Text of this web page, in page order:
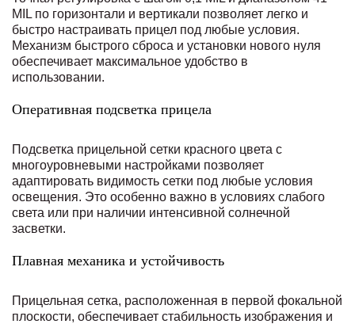
MIL по горизонтали и вертикали позволяет легко и
быстро настраивать прицел под любые условия.
Механизм быстрого сброса и установки нового нуля
обеспечивает максимальное удобство в
использовании.
Оперативная подсветка прицела
Подсветка прицельной сетки красного цвета с
многоуровневыми настройками позволяет
адаптировать видимость сетки под любые условия
освещения. Это особенно важно в условиях слабого
света или при наличии интенсивной солнечной
засветки.
Плавная механика и устойчивость
Прицельная сетка, расположенная в первой фокальной
плоскости, обеспечивает стабильность изображения и